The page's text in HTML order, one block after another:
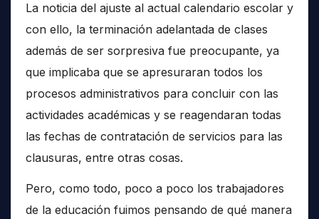
La noticia del ajuste al actual calendario escolar y
con ello, la terminación adelantada de clases
además de ser sorpresiva fue preocupante, ya
que implicaba que se apresuraran todos los
procesos administrativos para concluir con las
actividades académicas y se reagendaran todas
las fechas de contratación de servicios para las
clausuras, entre otras cosas.
Pero, como todo, poco a poco los trabajadores
de la educación fuimos pensando de qué manera